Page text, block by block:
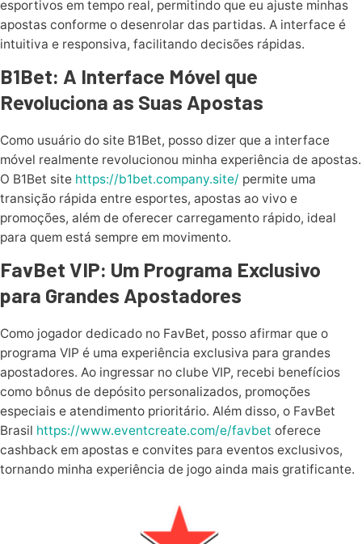
esportivos em tempo real, permitindo que eu ajuste minhas
apostas conforme o desenrolar das partidas. A interface é
intuitiva e responsiva, facilitando decisões rápidas.
B1Bet: A Interface Móvel que
Revoluciona as Suas Apostas
Como usuário do site B1Bet, posso dizer que a interface
móvel realmente revolucionou minha experiência de apostas.
O B1Bet site https://b1bet.company.site/ permite uma
transição rápida entre esportes, apostas ao vivo e
promoções, além de oferecer carregamento rápido, ideal
para quem está sempre em movimento.
FavBet VIP: Um Programa Exclusivo
para Grandes Apostadores
Como jogador dedicado no FavBet, posso afirmar que o
programa VIP é uma experiência exclusiva para grandes
apostadores. Ao ingressar no clube VIP, recebi benefícios
como bônus de depósito personalizados, promoções
especiais e atendimento prioritário. Além disso, o FavBet
Brasil https://www.eventcreate.com/e/favbet oferece
cashback em apostas e convites para eventos exclusivos,
tornando minha experiência de jogo ainda mais gratificante.